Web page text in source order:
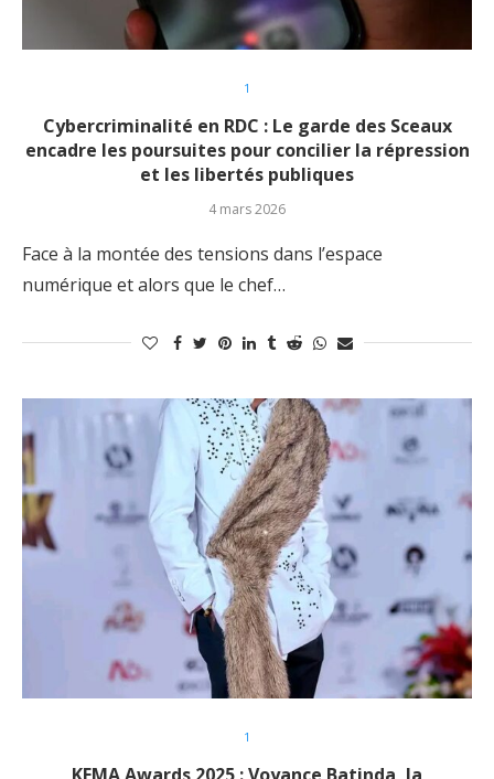
1
Cybercriminalité en RDC : Le garde des Sceaux
encadre les poursuites pour concilier la répression
et les libertés publiques
4 mars 2026
Face à la montée des tensions dans l’espace
numérique et alors que le chef…
1